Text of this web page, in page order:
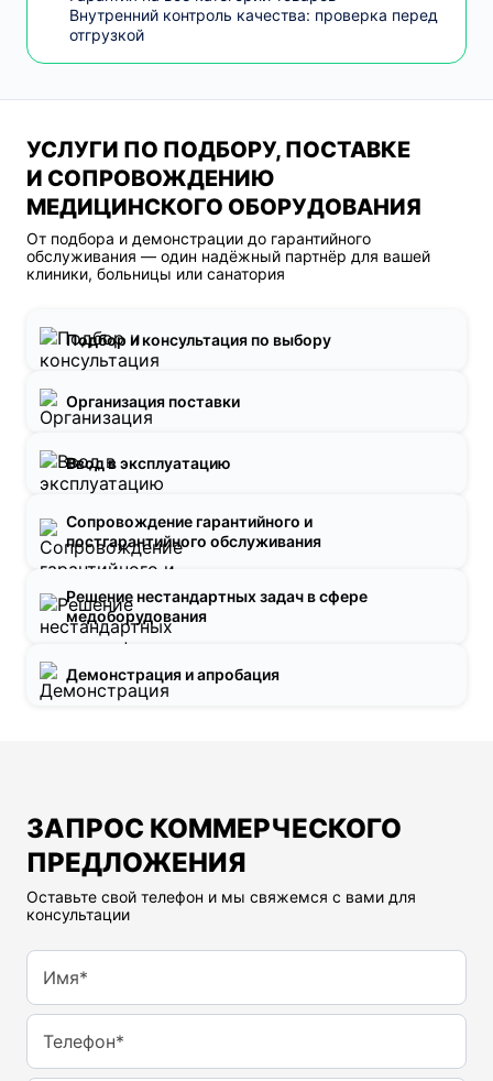
Внутренний контроль качества: проверка перед
отгрузкой
УСЛУГИ ПО ПОДБОРУ, ПОСТАВКЕ
И СОПРОВОЖДЕНИЮ
МЕДИЦИНСКОГО ОБОРУДОВАНИЯ
От подбора и демонстрации до гарантийного
обслуживания — один надёжный партнёр для вашей
клиники, больницы или санатория
Подбор и консультация по выбору
Организация поставки
Ввод в эксплуатацию
Сопровождение гарантийного и
постгарантийного обслуживания
Решение нестандартных задач в сфере
медоборудования
Демонстрация и апробация
ЗАПРОС КОММЕРЧЕСКОГО
ПРЕДЛОЖЕНИЯ
Оставьте свой телефон и мы свяжемся с вами для
консультации
Имя*
Телефон*